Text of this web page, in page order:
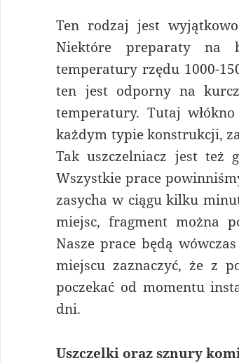
Ten rodzaj jest
Niektóre preparaty na
temperatury rzędu 1000-
ten jest odporny na
temperatury. Tutaj
każdym typie konstrukcji,
Tak uszczelniacz jest też
Wszystkie prace
zasycha w ciągu kilku
miejsc, fragment można
Nasze prace będą
miejscu zaznaczyć, że z
poczekać od momentu
dni.
Uszczelki oraz sznury